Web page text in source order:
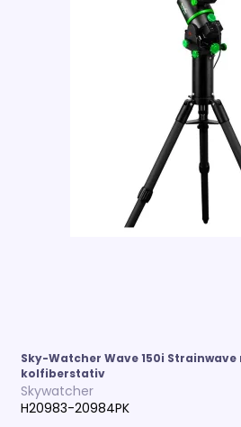
Sky-Watcher Wave 150i
kolfiberstativ
Skywatcher
H20983-20984PK